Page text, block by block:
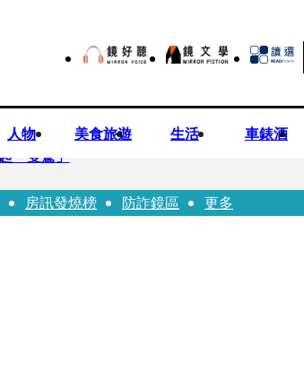
人物 美食旅遊 生活 車錶酒
「雙駕」
以太、林亭莉熱血狂奔殺青淚崩
房訊發燒榜 防詐鏡區 更多